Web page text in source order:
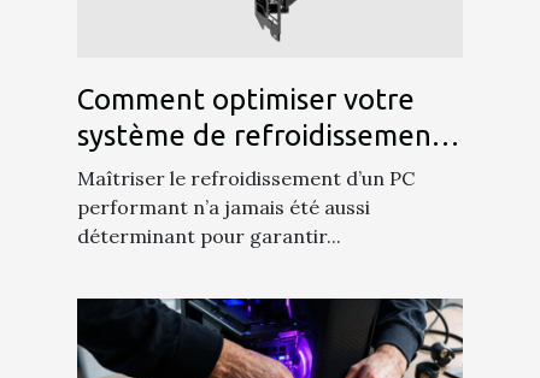
Comment optimiser votre
système de refroidissement
pour un PC performant ?
Maîtriser le refroidissement d’un PC
performant n’a jamais été aussi
déterminant pour garantir...